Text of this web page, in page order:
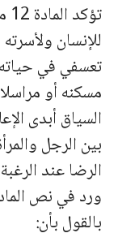
للإنسان
تعسفي في
مسكنه أو
السياق أبدى
بين الرجل
الرضا عند
بالقول بأن: